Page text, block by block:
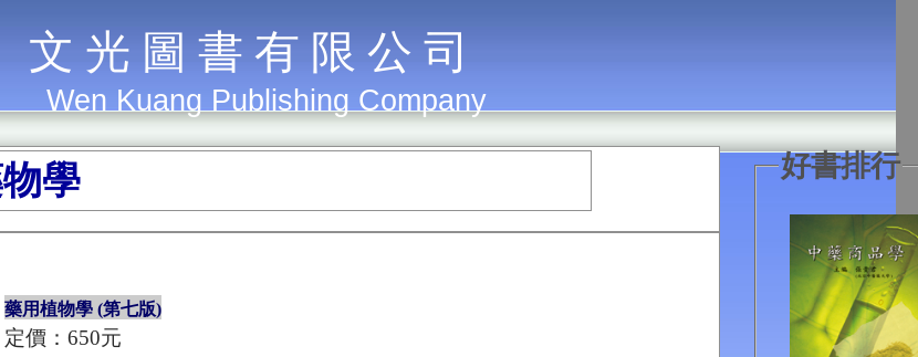
文 光 圖 書 有 限 公 司
Wen Kuang Publishing Company
好書排行
學
藥用植物學 (第七版)
定價：650元